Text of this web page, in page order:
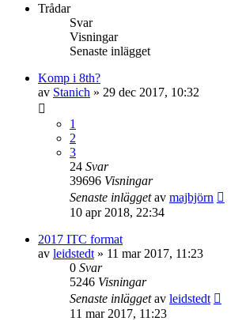
Trådar
Svar
Visningar
Senaste inlägget
Komp i 8th?
av Stanich » 29 dec 2017, 10:32
1
2
3
24 Svar
39696 Visningar
Senaste inläggetav majbjörn
10 apr 2018, 22:34
2017 ITC format
av leidstedt » 11 mar 2017, 11:23
0 Svar
5246 Visningar
Senaste inläggetav leidstedt
11 mar 2017, 11:23